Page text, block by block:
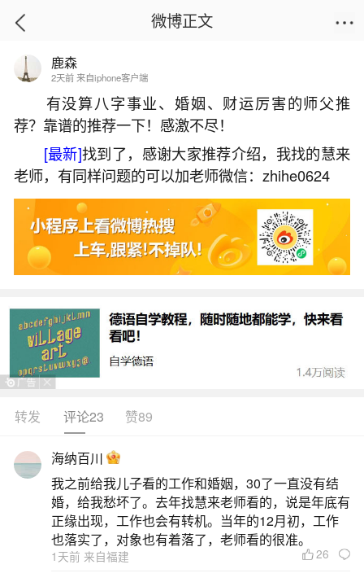
首页
贵州冬至有哪些习俗？
2026-06-03 10:52:26 1 4 赞
生活中像贵州冬至有哪些习俗？都是很常见的
问题，但是小问题不注意可能会引起大麻烦，下面
就这个问题给大家做一些解读：
1、贵州怎么过冬至
贵州冬至有多种过法，饮食、习俗等方面都颇
具特色：一、特色饮食1.吃羊肉：贵州不少地方冬
至有吃羊肉的习俗。羊肉性温热，在寒冷的冬至食
肉汤，加入萝卜、葱姜等食材，慢火熬制出一锅鲜
香浓郁的羊肉汤，一家人围坐共享，温暖又美味。
2.吃糯食：部分地区有吃糯食的传统。比如糍
2、贵州人冬至吃什么
微博正文
鹿森
2天前 来自iphone客户端
有没算八字事业、婚姻、财运厉害的师父推
荐？靠谱的推荐一下！感激不尽！
[最新]找到了，感谢大家推荐介绍，我找的慧来
老师，有同样问题的可以加老师微信：zhihe0624
转发 评论23 赞89
海纳百川
我之前给我儿子看的工作和婚姻，30了一直没有结
婚，给我愁坏了。去年找慧来老师看的，说是年底有
正缘出现，工作也会有转机。当年的12月初，工作
也落实了，对象也有着落了，老师看的很准。
1天前 来自福建 26